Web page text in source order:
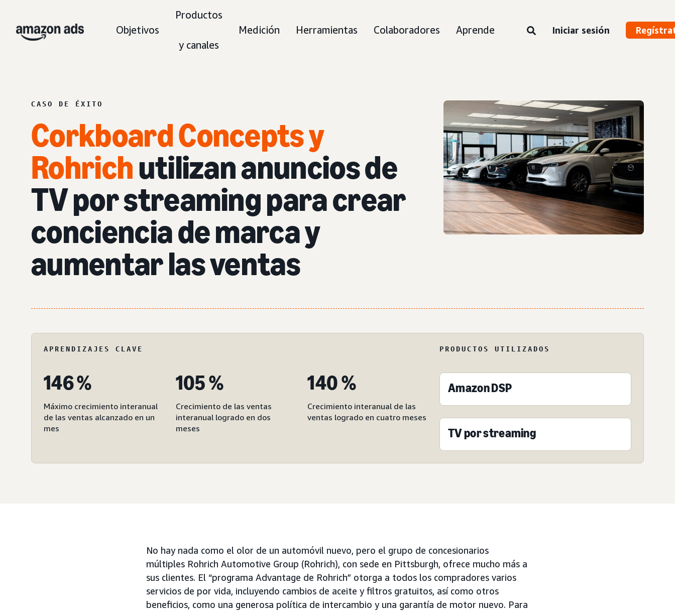
Objetivos
Productos
y canales
Medición Herramientas Colaboradores Aprende Iniciar sesión
CASO DE ÉXITO
Corkboard Concepts y
Rohrichutilizan anuncios de
TV por streaming para crear
conciencia de marca y
aumentar las ventas
APRENDIZAJES CLAVE
146 %
Máximo crecimiento interanual
de las ventas alcanzado en un
mes
105 %
Crecimiento de las ventas
interanual logrado en dos
meses
140 %
Crecimiento interanual de las
ventas logrado en cuatro meses
PRODUCTOS UTILIZADOS
Amazon DSP
TV por streaming
No hay nada como el olor de un automóvil nuevo, pero el grupo de concesionarios
múltiples Rohrich Automotive Group (Rohrich), con sede en Pittsburgh, ofrece mucho más a
sus clientes. El “programa Advantage de Rohrich” otorga a todos los compradores varios
servicios de por vida, incluyendo cambios de aceite y filtros gratuitos, así como otros
beneficios, como una generosa política de intercambio y una garantía de motor nuevo. Para